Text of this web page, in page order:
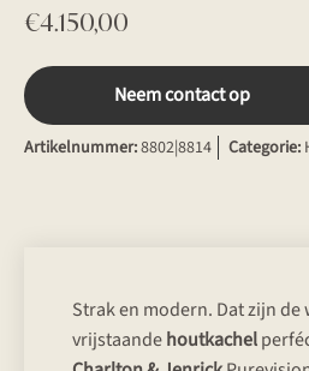
€4.150,00
Neem contact op
Artikelnummer:8802|8814 Categorie:
Strak en modern. Dat zijn
vrijstaandehoutkachel